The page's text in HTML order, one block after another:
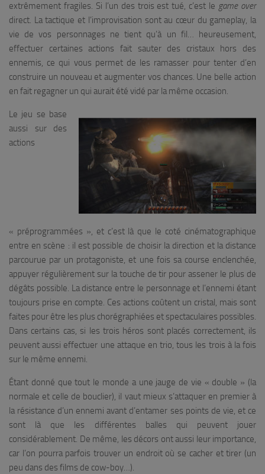
extrêmement fragiles. Si l’un des trois est tué, c’est le game over
direct. La tactique et l’improvisation sont au cœur du gameplay, la
vie de vos personnages ne tient qu’à un fil… heureusement,
effectuer certaines actions fait sauter des cristaux hors des
ennemis, ce qui vous permet de les ramasser pour tenter d’en
construire un nouveau et augmenter vos chances. Une belle action
en fait regagner un qui aurait été vidé par la même occasion.
Le jeu se base
aussi sur des
actions
« préprogrammées », et c’est là que le coté cinématographique
entre en scène : il est possible de choisir la direction et la distance
parcourue par un protagoniste, et une fois sa course enclenchée,
appuyer régulièrement sur la touche de tir pour assener le plus de
dégâts possible. La distance entre le personnage et l’ennemi étant
toujours prise en compte. Ces actions coûtent un cristal, mais sont
faites pour être les plus chorégraphiées et spectaculaires possibles.
Dans certains cas, si les trois héros sont placés correctement, ils
peuvent aussi effectuer une attaque en trio, tous les trois à la fois
sur le même ennemi.
Étant donné que tout le monde a une jauge de vie « double » (la
normale et celle de bouclier), il vaut mieux s’attaquer en premier à
la résistance d’un ennemi avant d’entamer ses points de vie, et ce
sont là que les différentes balles qui peuvent jouer
considérablement. De même, les décors ont aussi leur importance,
car l’on pourra parfois trouver un endroit où se cacher et tirer (un
peu dans des films de cow-boy…).